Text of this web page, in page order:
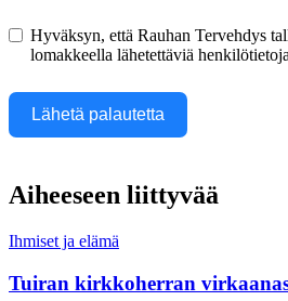
Hyväksyn, että Rauhan Tervehdys
lomakkeella lähetettäviä
Lähetä palautetta
Aiheeseen liittyvää
Ihmiset ja elämä
Tuiran kirkkoherran